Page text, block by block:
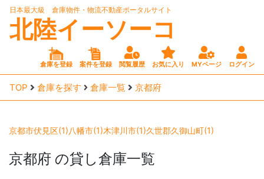
日本最大級 倉庫物件・物流不動産ポータルサイト
北陸イーソーコ
倉庫を登録 案件を登録 閲覧履歴 お気に入り MYページ ログイン
TOP 倉庫を探す 倉庫一覧 京都府
京都市伏見区(1)八幡市(1)木津川市(1)久世郡久御山町(1)
京都府 の貸し倉庫一覧